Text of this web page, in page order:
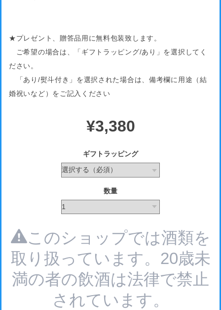
★プレゼント、贈答品用に無料包装致します。
ご希望の場合は、「ギフトラッピング/あり」を選択してく
ださい。
「あり/熨斗付き」を選択された場合は、備考欄に用途（結
婚祝いなど）をご記入ください
¥3,380
ギフトラッピング
数量
このショップでは酒類を
取り扱っています。20歳未
満の者の飲酒は法律で禁止
されています。